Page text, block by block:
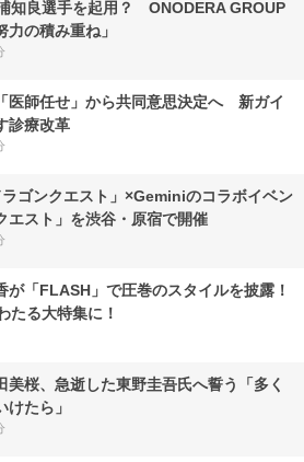
知良選手を起用？ ONODERA GROUP
力の積み重ね」
医師任せ」から共同意思決定へ 新ガイ
診療改革
ゴンクエスト」×Geminiのコラボイベン
エスト」を渋谷・原宿で開催
が「FLASH」で圧巻のスタイルを披露！
たる大特集に！
美桜、急逝した東野圭吾氏へ誓う「多く
けたら」